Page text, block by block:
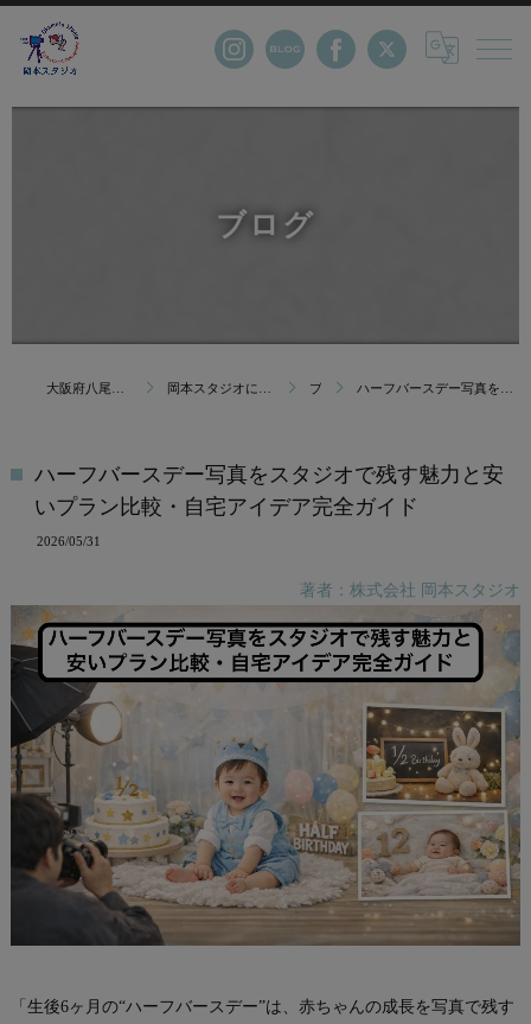
ブログ
岡本スタジオについて｜創業123年 大阪府八尾市の写真館 ブログ ハーフバースデー写真をスタジオで残す魅力と安いプラン比較・自宅アイデア完全ガイド
ハーフバースデー写真をスタジオで残す魅力と安
いプラン比較・自宅アイデア完全ガイド
2026/05/31
著者：株式会社 岡本スタジオ
「生後6ヶ月の“ハーフバースデー”は、赤ちゃんの成長を写真で残す